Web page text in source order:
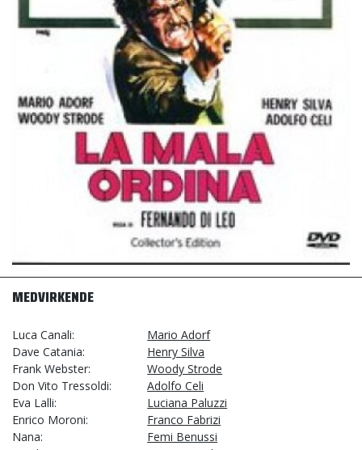
MEDVIRKENDE
Luca Canali
Mario Adorf
Dave Catania
Henry Silva
Frank Webster
Woody Strode
Don Vito Tressoldi
Adolfo Celi
Eva Lalli
Luciana Paluzzi
Enrico Moroni
Franco Fabrizi
Nana
Femi Benussi